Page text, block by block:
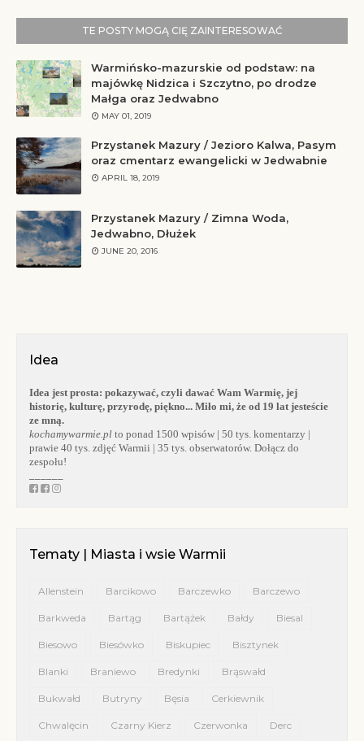
TE POSTY MOGĄ CIĘ ZAINTERESOWAĆ
Warmińsko-mazurskie od podstaw: na
majówkę Nidzica i Szczytno, po drodze
Małga oraz Jedwabno
MAY 01, 2019
Przystanek Mazury / Jezioro Kalwa, Pasym
oraz cmentarz ewangelicki w Jedwabnie
APRIL 18, 2019
Przystanek Mazury / Zimna Woda,
Jedwabno, Dłużek
JUNE 20, 2016
Idea
Idea jest prosta: pokazywać, czyli dawać Wam Warmię, jej
historię, kulturę, przyrodę, piękno... Miło mi, że od 19 lat jesteście
ze mną.
kochamywarmie.pl to ponad 1500 wpisów | 50 tys. komentarzy |
prawie 40 tys. zdjęć Warmii | 35 tys. obserwatorów. Dołącz do
zespołu!
Tematy | Miasta i wsie Warmii
Allenstein Barcikowo Barczewko Barczewo
Barkweda Bartąg Bartążek Bałdy Biesal
Biesowo Biesówko Biskupiec Bisztynek
Blanki Braniewo Bredynki Brąswałd
Bukwałd Butryny Bęsia Cerkiewnik
Chwalęcin Czarny Kierz Czerwonka Derc